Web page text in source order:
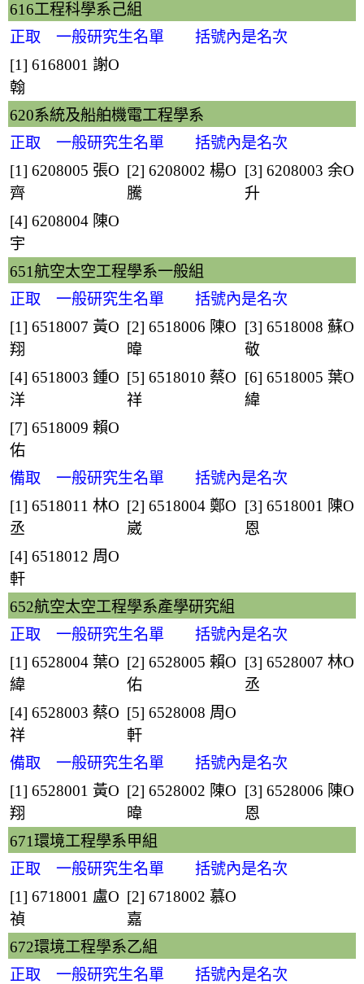
616工程科學系己組
正取 一般研究生名單 括號內是名次
[1] 6168001 謝O
翰
620系統及船舶機電工程學系
正取 一般研究生名單 括號內是名次
[1] 6208005 張O
齊
[2] 6208002 楊O
騰
[3] 6208003 余O
升
[4] 6208004 陳O
宇
651航空太空工程學系一般組
正取 一般研究生名單 括號內是名次
[1] 6518007 黃O
翔
[2] 6518006 陳O
暐
[3] 6518008 蘇O
敬
[4] 6518003 鍾O
洋
[5] 6518010 蔡O
祥
[6] 6518005 葉O
緯
[7] 6518009 賴O
佑
備取 一般研究生名單 括號內是名次
[1] 6518011 林O
丞
[2] 6518004 鄭O
崴
[3] 6518001 陳O
恩
[4] 6518012 周O
軒
652航空太空工程學系產學研究組
正取 一般研究生名單 括號內是名次
[1] 6528004 葉O
緯
[2] 6528005 賴O
佑
[3] 6528007 林O
丞
[4] 6528003 蔡O
祥
[5] 6528008 周O
軒
備取 一般研究生名單 括號內是名次
[1] 6528001 黃O
翔
[2] 6528002 陳O
暐
[3] 6528006 陳O
恩
671環境工程學系甲組
正取 一般研究生名單 括號內是名次
[1] 6718001 盧O
禎
[2] 6718002 慕O
嘉
672環境工程學系乙組
正取 一般研究生名單 括號內是名次